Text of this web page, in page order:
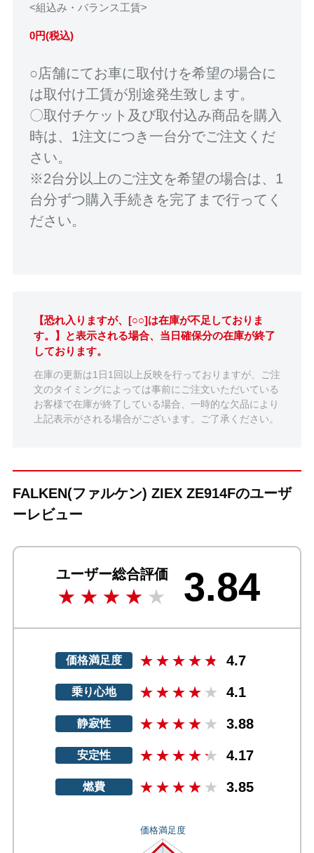
<組込み・バランス工賃>
0円(税込)
○店舗にてお車に取付けを希望の場合に
は取付け工賃が別途発生致します。
〇取付チケット及び取付込み商品を購入
時は、1注文につき一台分でご注文くだ
さい。
※2台分以上のご注文を希望の場合は、1
台分ずつ購入手続きを完了まで行ってく
ださい。
【恐れ入りますが、[○○]は在庫が不足しておりま
す。】と表示される場合、当日確保分の在庫が終了
しております。
在庫の更新は1日1回以上反映を行っておりますが、ご注
文のタイミングによっては事前にご注文いただいている
お客様で在庫が終了している場合、一時的な欠品により
上記表示がされる場合がございます。ご了承ください。
FALKEN(ファルケン) ZIEX ZE914Fのユーザ
ーレビュー
ユーザー総合評価 3.84
価格満足度 4.7
乗り心地 4.1
静寂性 3.88
安定性 4.17
燃費 3.85